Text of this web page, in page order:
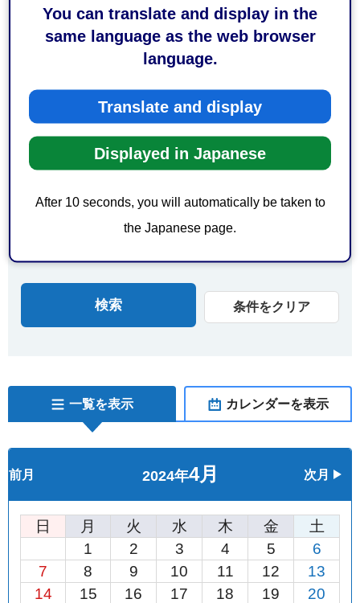
You can translate and display in the
same language as the web browser
language.
Translate and display
Displayed in Japanese
After 10 seconds, you will automatically be taken to
the Japanese page.
蒲原駅周辺
エリアで探す
葵区 駿河区
日本平
オクシズ（安倍奥） オクシズ（奥藁科）
条件をクリア
一覧を表示 カレンダーを表示
前月 2024年4月 次月
日 月 火 水 木 金
土
1
2 3 4 5
6
7
8 9 10 11 12
13
14
15 16 17 18 19
20